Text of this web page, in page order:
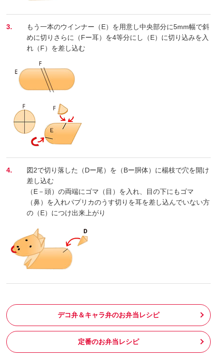
3.
もう一本のウインナー（E）を用意し中央部分に5mm幅で斜
めに切りさらに（Fー耳）を4等分にし（E）に切り込みを入
れ（F）を差し込む
4.
図2で切り落した（Dー尾）を（Bー胴体）に楊枝で穴を開け
差し込む
（E－頭）の両端にゴマ（目）を入れ、目の下にもゴマ
（鼻）を入れパプリカのうす切りを耳を差し込んでいない方
の（E）につけ出来上がり
デコ弁＆キャラ弁のお弁当レシピ
定番のお弁当レシピ